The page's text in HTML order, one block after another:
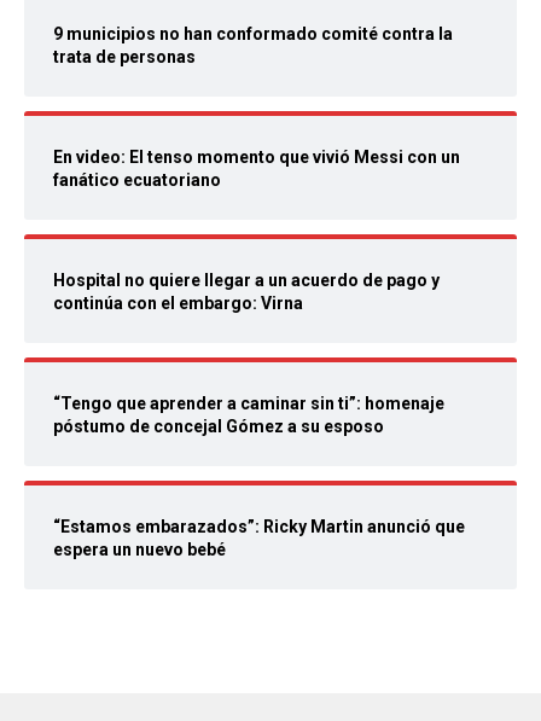
9 municipios no han conformado comité contra la
trata de personas
En video: El tenso momento que vivió Messi con un
fanático ecuatoriano
Hospital no quiere llegar a un acuerdo de pago y
continúa con el embargo: Virna
“Tengo que aprender a caminar sin ti”: homenaje
póstumo de concejal Gómez a su esposo
“Estamos embarazados”: Ricky Martin anunció que
espera un nuevo bebé